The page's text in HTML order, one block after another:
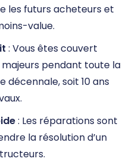
les futurs acheteurs et
value.
: Vous êtes couvert
pendant toute la
décennale, soit 10 ans
: Les réparations sont
la résolution d’un